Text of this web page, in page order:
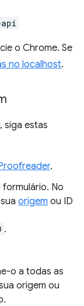
o Chrome. Se
no localhost.
siga estas
.
No
origem ou ID
.
o a todas as
origem ou